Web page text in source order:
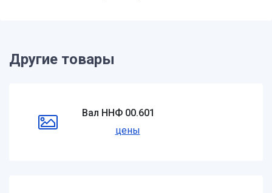
Другие товары
Вал ННФ 00.601
цены